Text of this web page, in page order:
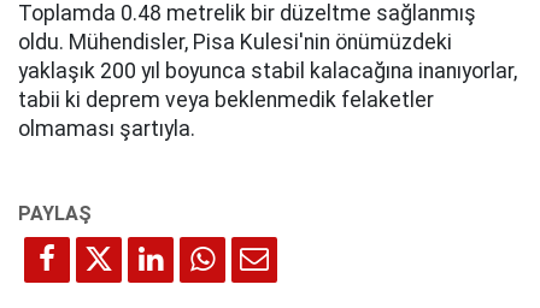
Toplamda 0.48 metrelik bir düzeltme sağlanmış
oldu. Mühendisler, Pisa Kulesi'nin önümüzdeki
yaklaşık 200 yıl boyunca stabil kalacağına inanıyorlar,
tabii ki deprem veya beklenmedik felaketler
olmaması şartıyla.